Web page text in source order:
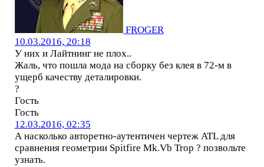
FROGER
10.03.2016, 20:18
У них и Лайтнинг не плох..
Жаль, что пошла мода на сборку без клея в 72-м в
ущерб качеству деталировки.
?
Гость
Гость
12.03.2016, 02:35
А насколько авторетно-аутентичен чертеж ATL для
сравнения геометрии Spitfire Mk.Vb Trop ? позвольте
узнать.